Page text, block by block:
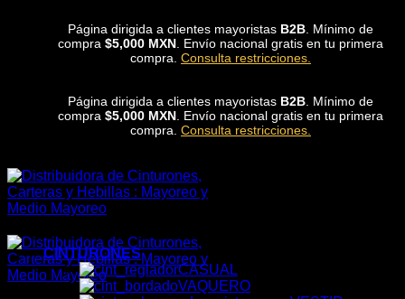
Página dirigida a clientes mayoristas B2B . Mínimo de
compra $5,000 MXN . Envío nacional gratis en tu primera
compra. Consulta restricciones.
Página dirigida a clientes mayoristas B2B . Mínimo de
compra $5,000 MXN . Envío nacional gratis en tu primera
compra. Consulta restricciones.
CINTURONES
CASUAL
VAQUERO